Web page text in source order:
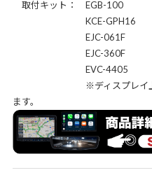
取付キット： EGB-100
KCE-GPH16
EJC-061F
EJC-360F
EVC-4405
※ディスプレイ上部がエ
ます。